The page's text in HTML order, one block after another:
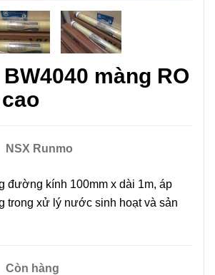
BW4040 màng RO
NSX Runmo
đường kính 100mm x dài 1m, áp
trong xử lý nước sinh hoạt và sản
Còn hàng